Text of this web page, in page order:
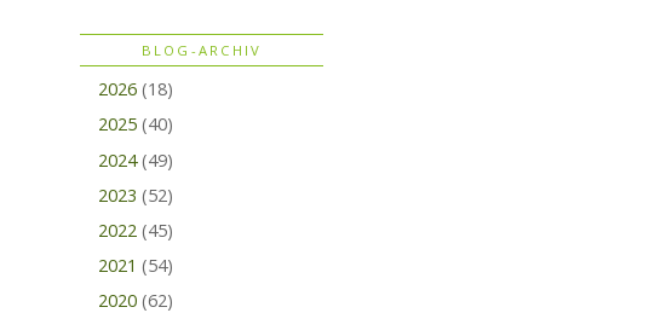
BLOG-ARCHIV
2026 (18)
2025 (40)
2024 (49)
2023 (52)
2022 (45)
2021 (54)
2020 (62)